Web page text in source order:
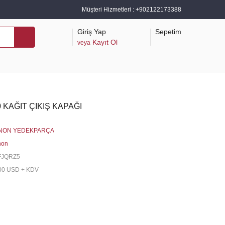
Müşteri Hizmetleri : +902122173388
Giriş Yap
veya Kayıt Ol
Sepetim
ÇIKIŞ KAPAĞI
YEDEKPARÇA
USD + KDV